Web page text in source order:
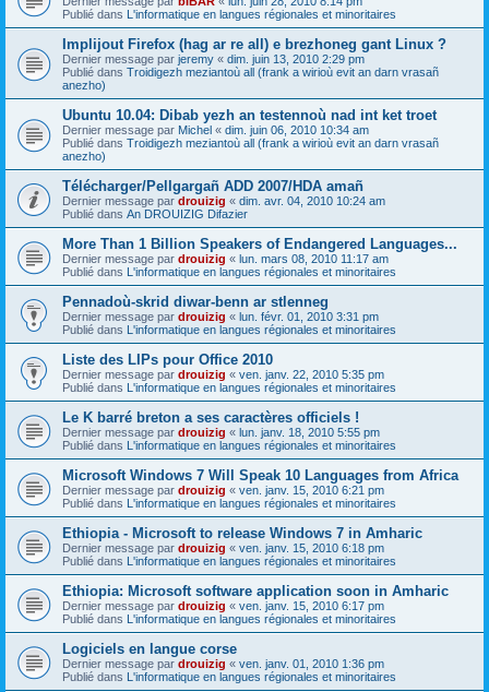
Publié dans L'informatique en langues régionales et minoritaires
Implijout Firefox (hag ar re all) e brezhoneg gant Linux ?
Dernier message par jeremy « dim. juin 13, 2010 2:29 pm
Publié dans Troidigezh meziantoù all (frank a wirioù evit an darn vrasañ
anezho)
Ubuntu 10.04: Dibab yezh an testennoù nad int ket troet
Dernier message par Michel « dim. juin 06, 2010 10:34 am
Publié dans Troidigezh meziantoù all (frank a wirioù evit an darn vrasañ
anezho)
Télécharger/Pellgargañ ADD 2007/HDA amañ
Dernier message par drouizig « dim. avr. 04, 2010 10:24 am
Publié dans An DROUIZIG Difazier
More Than 1 Billion Speakers of Endangered Languages...
Dernier message par drouizig « lun. mars 08, 2010 11:17 am
Publié dans L'informatique en langues régionales et minoritaires
Pennadoù-skrid diwar-benn ar stlenneg
Dernier message par drouizig « lun. févr. 01, 2010 3:31 pm
Publié dans L'informatique en langues régionales et minoritaires
Liste des LIPs pour Office 2010
Dernier message par drouizig « ven. janv. 22, 2010 5:35 pm
Publié dans L'informatique en langues régionales et minoritaires
Le K barré breton a ses caractères officiels !
Dernier message par drouizig « lun. janv. 18, 2010 5:55 pm
Publié dans L'informatique en langues régionales et minoritaires
Microsoft Windows 7 Will Speak 10 Languages from Africa
Dernier message par drouizig « ven. janv. 15, 2010 6:21 pm
Publié dans L'informatique en langues régionales et minoritaires
Ethiopia - Microsoft to release Windows 7 in Amharic
Dernier message par drouizig « ven. janv. 15, 2010 6:18 pm
Publié dans L'informatique en langues régionales et minoritaires
Ethiopia: Microsoft software application soon in Amharic
Dernier message par drouizig « ven. janv. 15, 2010 6:17 pm
Publié dans L'informatique en langues régionales et minoritaires
Logiciels en langue corse
Dernier message par drouizig « ven. janv. 01, 2010 1:36 pm
Publié dans L'informatique en langues régionales et minoritaires